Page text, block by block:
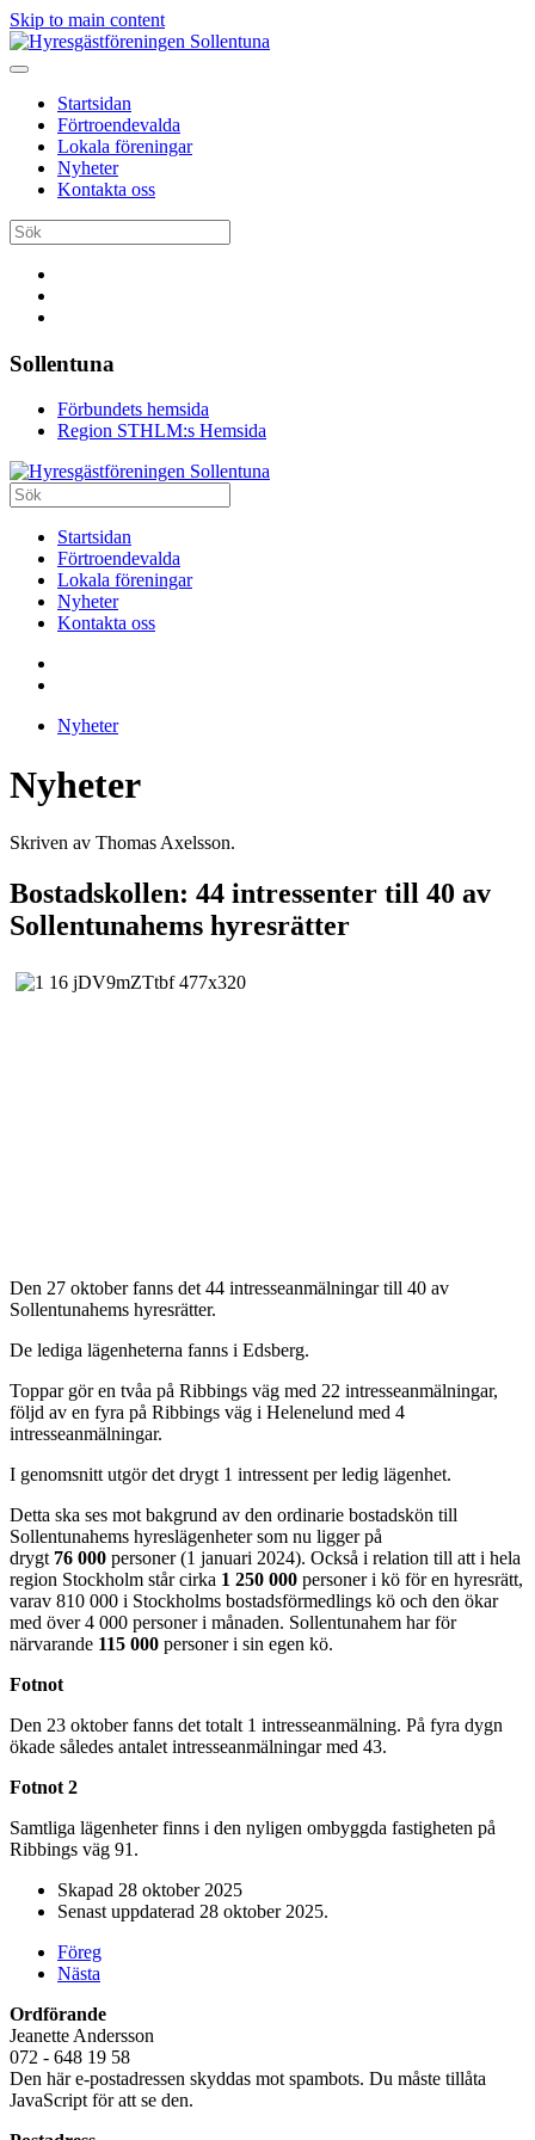
Skip to main content
Startsidan
Förtroendevalda
Lokala föreningar
Nyheter
Kontakta oss
Sollentuna
Förbundets hemsida
Region STHLM:s Hemsida
Startsidan
Förtroendevalda
Lokala föreningar
Nyheter
Kontakta oss
Nyheter
Nyheter
Skriven av Thomas Axelsson.
Bostadskollen: 44 intressenter till 40 av
Sollentunahems hyresrätter
Den 27 oktober fanns det 44 intresseanmälningar till 40 av
Sollentunahems hyresrätter.
De lediga lägenheterna fanns i Edsberg.
Toppar gör en tvåa på Ribbings väg med 22 intresseanmälningar,
följd av en fyra på Ribbings väg i Helenelund med 4
intresseanmälningar.
I genomsnitt utgör det drygt 1 intressent per ledig lägenhet.
Detta ska ses mot bakgrund av den ordinarie bostadskön till
Sollentunahems hyreslägenheter som nu ligger på
drygt 76 000 personer (1 januari 2024). Också i relation till att i hela
region Stockholm står cirka 1 250 000 personer i kö för en hyresrätt,
varav 810 000 i Stockholms bostadsförmedlings kö och den ökar
med över 4 000 personer i månaden. Sollentunahem har för
närvarande 115 000 personer i sin egen kö.
Fotnot
Den 23 oktober fanns det totalt 1 intresseanmälning. På fyra dygn
ökade således antalet intresseanmälningar med 43.
Fotnot 2
Samtliga lägenheter finns i den nyligen ombyggda fastigheten på
Ribbings väg 91.
Skapad 28 oktober 2025
Senast uppdaterad 28 oktober 2025.
Föreg
Nästa
Ordförande
Jeanette Andersson
072 - 648 19 58
Den här e-postadressen skyddas mot spambots. Du måste tillåta
JavaScript för att se den.